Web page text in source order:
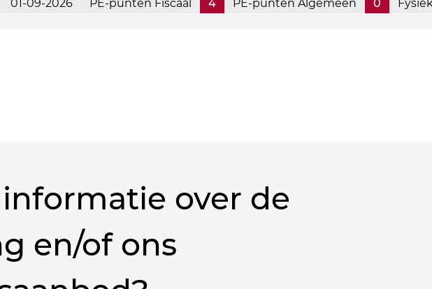
01-09-2026 PE-punten Fiscaal 4 PE-punten Algemeen 0
over de
en/of ons